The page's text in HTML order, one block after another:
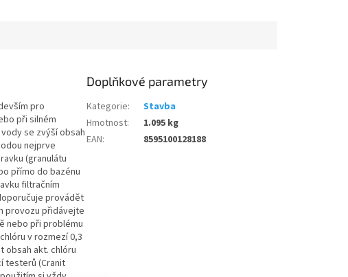
pro
při silném
se zvýší obsah
nejprve
(granulátu
přímo do bazénu
filtračním
provádět
provozu přidávejte
nebo při problému
v rozmezí 0,3
obsah akt. chlóru
testerů (Cranit
Doplňkové parametry
Kategorie:
Stavba
Hmotnost:
1.095 kg
EAN: 8595100128188